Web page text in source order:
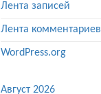
Лента записей
Лента комментариев
WordPress.org
Август 2026